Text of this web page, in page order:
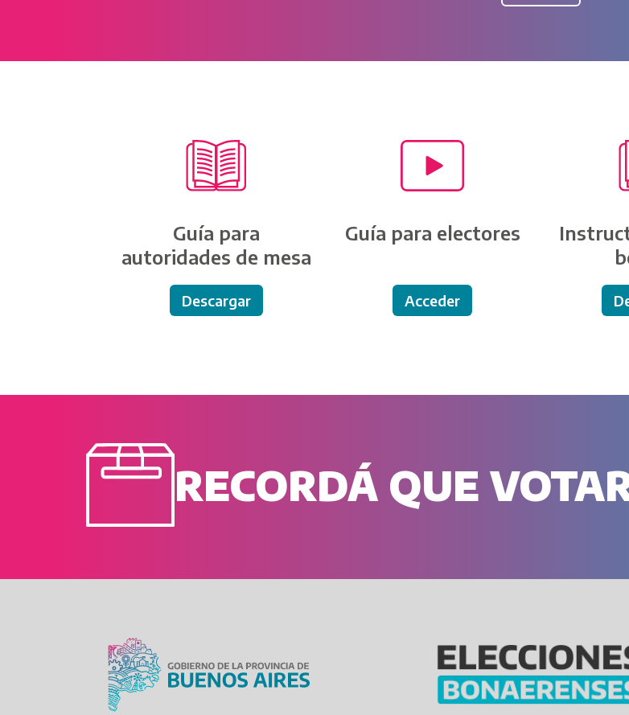
Guía para
autoridades de mesa
Descargar
Guía para electores
Acceder
RECORDÁ QUE